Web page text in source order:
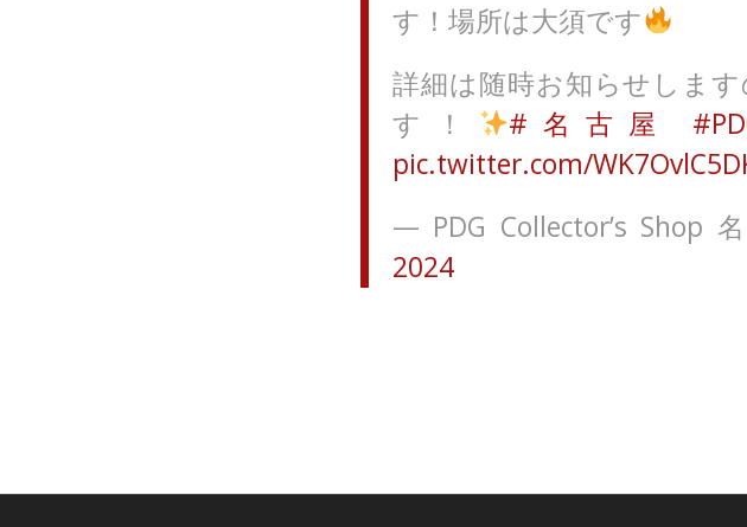
す！場所は大須です
詳細は随時お知らせしま
す！
#名古屋
pic.twitter.com/
— PDG Collector’s Shop
2024